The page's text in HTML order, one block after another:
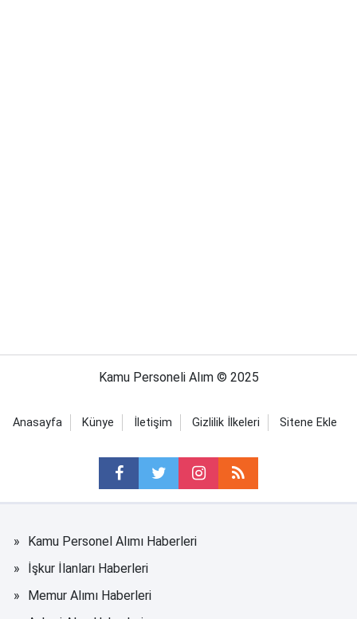
Kamu Personeli Alım © 2025
Anasayfa Künye İletişim Gizlilik İlkeleri Sitene Ekle
Kamu Personel Alımı Haberleri
İşkur İlanları Haberleri
Memur Alımı Haberleri